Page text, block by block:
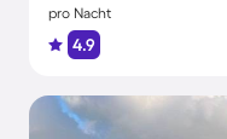
pro Nacht
4.9